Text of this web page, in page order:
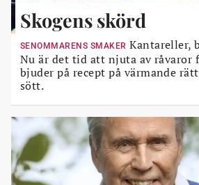
Skogens skörd
SENOMMARENS SMAKER Kantareller,
Nu är det tid att njuta av råvaror
bjuder på recept på värmande
sött.